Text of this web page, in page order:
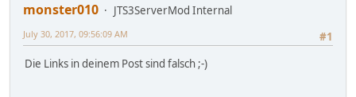
monster010
JTS3ServerMod Internal
#1
July 30, 2017, 09:56:09 AM
Die Links in deinem Post sind falsch ;-)